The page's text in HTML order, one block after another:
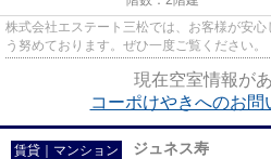
株式会社エステート三松では、お客様が安
う努めております。ぜひ一度ご覧ください。
現在空室情報が
コーポけやきへのお問
賃貸｜マンション ジュネス寿